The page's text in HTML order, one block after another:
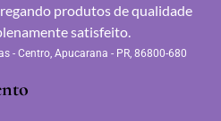
produtos de qualidade
satisfeito.
- Centro, Apucarana - PR, 86800-680